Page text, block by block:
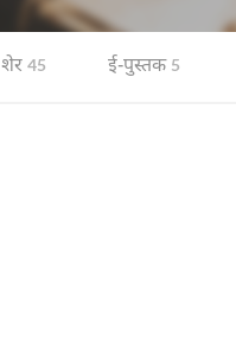
शेर 45 ई-पुस्तक 5